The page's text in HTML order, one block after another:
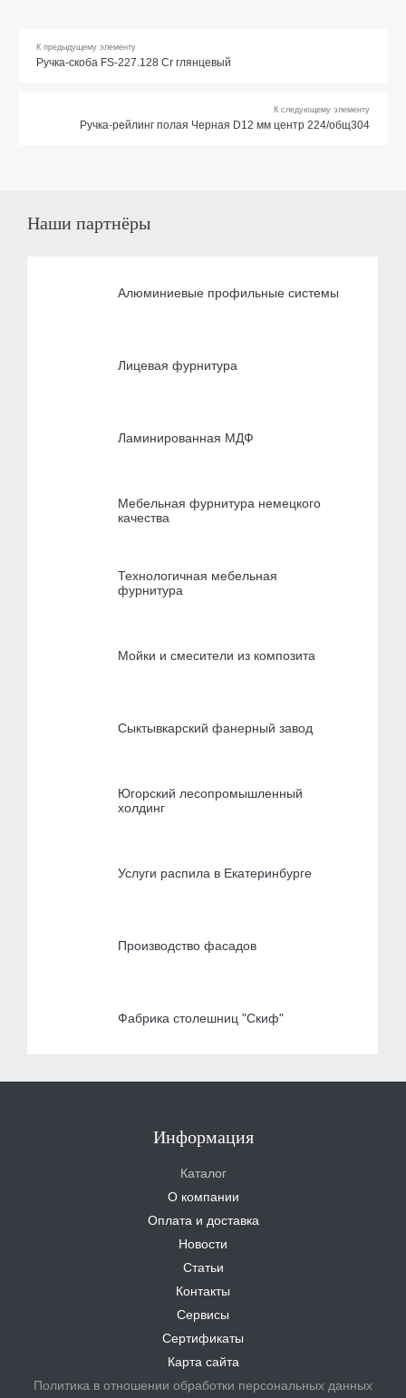
К предыдущему элементу
Ручка-скоба FS-227.128 Cr глянцевый
К следующему элементу
Ручка-рейлинг полая Черная D12 мм центр 224/общ304
Наши партнёры
Алюминиевые профильные системы
Лицевая фурнитура
Ламинированная МДФ
Мебельная фурнитура немецкого
качества
Технологичная мебельная
фурнитура
Мойки и смесители из композита
Сыктывкарский фанерный завод
Югорский лесопромышленный
холдинг
Услуги распила в Екатеринбурге
Производство фасадов
Фабрика столешниц "Скиф"
Информация
Каталог
О компании
Оплата и доставка
Новости
Статьи
Контакты
Сервисы
Сертификаты
Карта сайта
Политика в отношении обработки персональных данных